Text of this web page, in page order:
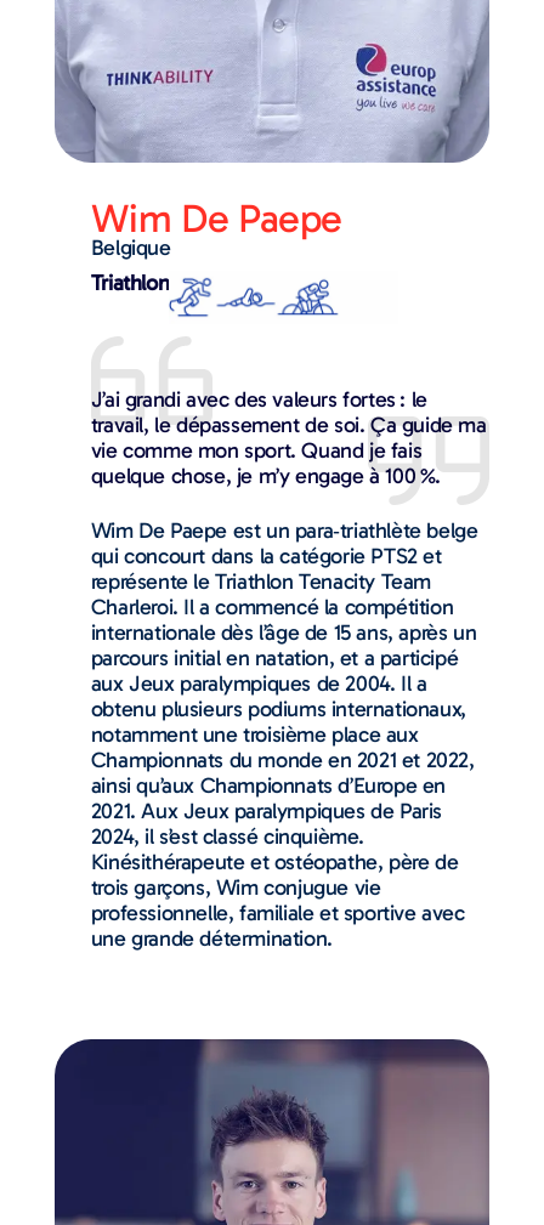
Wim De Paepe
Belgique
Triathlon
J’ai grandi avec des valeurs fortes : le
travail, le dépassement de soi. Ça guide ma
vie comme mon sport. Quand je fais
quelque chose, je m’y engage à 100 %.
Wim De Paepe est un para‑triathlète belge
qui concourt dans la catégorie PTS2 et
représente le Triathlon Tenacity Team
Charleroi. Il a commencé la compétition
internationale dès l’âge de 15 ans, après un
parcours initial en natation, et a participé
aux Jeux paralympiques de 2004. Il a
obtenu plusieurs podiums internationaux,
notamment une troisième place aux
Championnats du monde en 2021 et 2022,
ainsi qu’aux Championnats d’Europe en
2021. Aux Jeux paralympiques de Paris
2024, il s’est classé cinquième.
Kinésithérapeute et ostéopathe, père de
trois garçons, Wim conjugue vie
professionnelle, familiale et sportive avec
une grande détermination.